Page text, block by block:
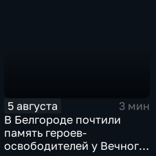
5 августа
3 мин
В Белгороде почтили
память героев-
освободителей у Вечного